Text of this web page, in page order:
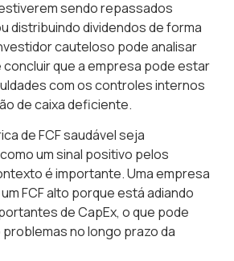
sendo repassados
distribuindo dividendos de forma
cauteloso pode analisar
que a empresa pode estar
com os controles internos
de caixa deficiente.
de FCF saudável seja
um sinal positivo pelos
é importante. Uma empresa
FCF alto porque está adiando
de CapEx, o que pode
no longo prazo da